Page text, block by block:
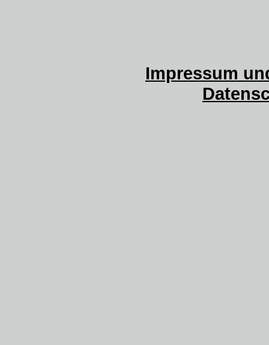
Impressum